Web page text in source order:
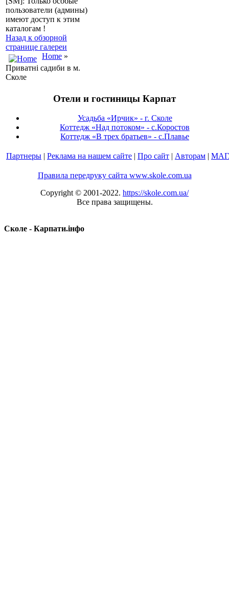
пользователи (админы)
имеют доступ к этим
каталогам !
Назад к обзорной
странице галереи
Home »
Приватні садиби в м.
Сколе
Отели и гостиницы Карпат
Усадьба «Ирчик» - г. Сколе
Коттедж «Над потоком» - с.Коростов
Коттедж «В трех братьев» - с.Плавье
Партнеры | Реклама на нашем сайте | Про сайт | Авторам |
Правила передруку сайта www.skole.com.ua
Copyright © 2001-2022. https://skole.com.ua/
Все права защищены.
Сколе - Карпати.інфо